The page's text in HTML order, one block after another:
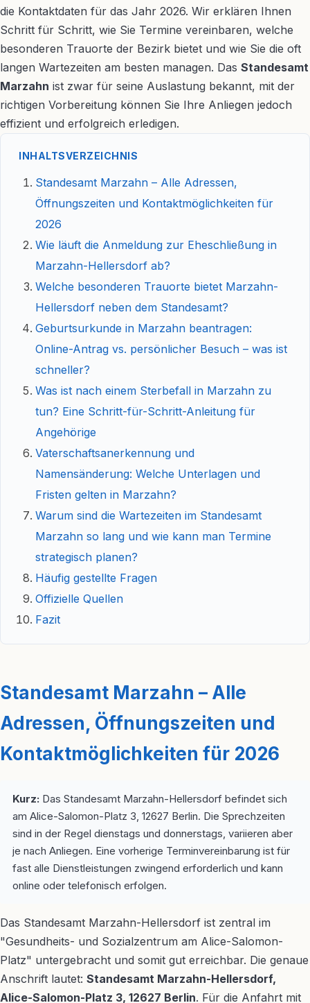
die Kontaktdaten für das Jahr 2026. Wir erklären Ihnen
Schritt für Schritt, wie Sie Termine vereinbaren, welche
besonderen Trauorte der Bezirk bietet und wie Sie die oft
langen Wartezeiten am besten managen. Das Standesamt
Marzahn ist zwar für seine Auslastung bekannt, mit der
richtigen Vorbereitung können Sie Ihre Anliegen jedoch
effizient und erfolgreich erledigen.
INHALTSVERZEICHNIS
Standesamt Marzahn – Alle Adressen,
Öffnungszeiten und Kontaktmöglichkeiten für
2026
Wie läuft die Anmeldung zur Eheschließung in
Marzahn-Hellersdorf ab?
Welche besonderen Trauorte bietet Marzahn-
Hellersdorf neben dem Standesamt?
Geburtsurkunde in Marzahn beantragen:
Online-Antrag vs. persönlicher Besuch – was ist
schneller?
Was ist nach einem Sterbefall in Marzahn zu
tun? Eine Schritt-für-Schritt-Anleitung für
Angehörige
Vaterschaftsanerkennung und
Namensänderung: Welche Unterlagen und
Fristen gelten in Marzahn?
Warum sind die Wartezeiten im Standesamt
Marzahn so lang und wie kann man Termine
strategisch planen?
Häufig gestellte Fragen
Offizielle Quellen
Fazit
Standesamt Marzahn – Alle
Adressen, Öffnungszeiten und
Kontaktmöglichkeiten für 2026
Kurz: Das Standesamt Marzahn-Hellersdorf befindet sich
am Alice-Salomon-Platz 3, 12627 Berlin. Die Sprechzeiten
sind in der Regel dienstags und donnerstags, variieren aber
je nach Anliegen. Eine vorherige Terminvereinbarung ist für
fast alle Dienstleistungen zwingend erforderlich und kann
online oder telefonisch erfolgen.
Das Standesamt Marzahn-Hellersdorf ist zentral im
"Gesundheits- und Sozialzentrum am Alice-Salomon-
Platz" untergebracht und somit gut erreichbar. Die genaue
Anschrift lautet: Standesamt Marzahn-Hellersdorf,
Alice-Salomon-Platz 3, 12627 Berlin. Für die Anfahrt mit